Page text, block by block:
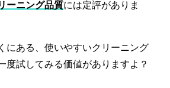
ーニング品質には定評がありま
にある、使いやすいクリーニング
度試してみる価値がありますよ？